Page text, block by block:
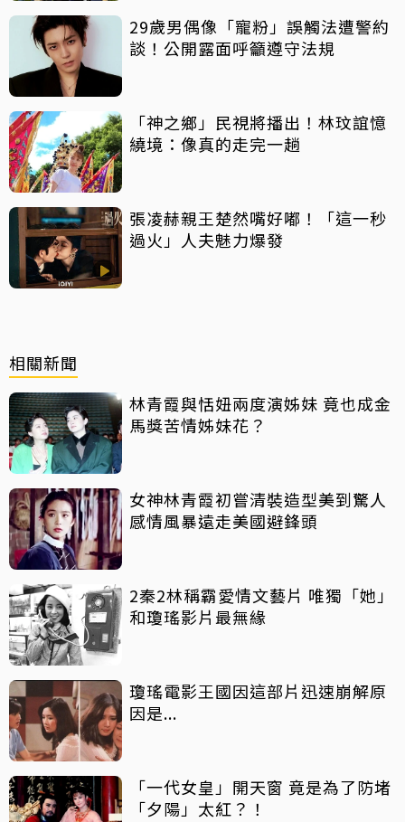
29歲男偶像「寵粉」誤觸法遭警約
談！公開露面呼籲遵守法規
「神之鄉」民視將播出！林玟誼憶
繞境：像真的走完一趟
張凌赫親王楚然嘴好嘟！「這一秒
過火」人夫魅力爆發
相關新聞
林青霞與恬妞兩度演姊妹 竟也成金
馬獎苦情姊妹花？
女神林青霞初嘗清裝造型美到驚人
感情風暴遠走美國避鋒頭
2秦2林稱霸愛情文藝片 唯獨「她」
和瓊瑤影片最無緣
瓊瑤電影王國因這部片迅速崩解原
因是...
「一代女皇」開天窗 竟是為了防堵
「夕陽」太紅？！